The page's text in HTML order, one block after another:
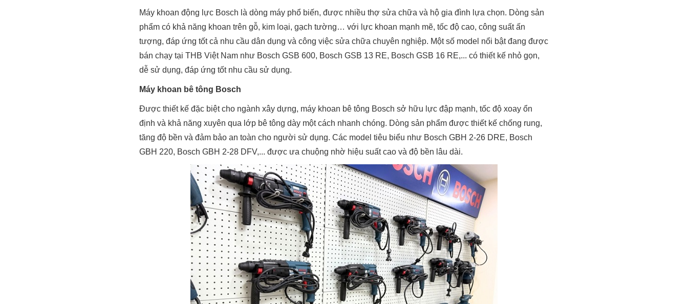
Máy khoan động lực Bosch là dòng máy phổ biến, được nhiều thợ sửa chữa và hộ gia đình lựa chọn. Dòng sản
phẩm có khả năng khoan trên gỗ, kim loại, gạch tường… với lực khoan mạnh mẽ, tốc độ cao, công suất ấn
tượng, đáp ứng tốt cả nhu cầu dân dụng và công việc sửa chữa chuyên nghiệp. Một số model nổi bật đang được
bán chạy tại THB Việt Nam như Bosch GSB 600, Bosch GSB 13 RE, Bosch GSB 16 RE,... có thiết kế nhỏ gọn,
dễ sử dụng, đáp ứng tốt nhu cầu sử dụng.
Máy khoan bê tông Bosch
Được thiết kế đặc biệt cho ngành xây dựng, máy khoan bê tông Bosch sở hữu lực đập mạnh, tốc độ xoay ổn
định và khả năng xuyên qua lớp bê tông dày một cách nhanh chóng. Dòng sản phẩm được thiết kế chống rung,
tăng độ bền và đảm bảo an toàn cho người sử dụng. Các model tiêu biểu như Bosch GBH 2-26 DRE, Bosch
GBH 220, Bosch GBH 2-28 DFV,... được ưa chuộng nhờ hiệu suất cao và độ bền lâu dài.